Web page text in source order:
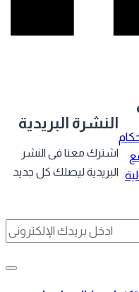
النشرة البريدية
اشترك معنا فى النشر
البريدية ليصلك كل جديد